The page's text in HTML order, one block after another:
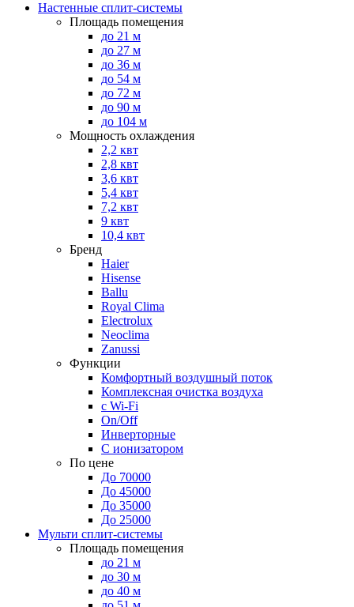
Настенные сплит-системы
Площадь помещения
до 21 м
до 27 м
до 36 м
до 54 м
до 72 м
до 90 м
до 104 м
Мощность охлаждения
2,2 квт
2,8 квт
3,6 квт
5,4 квт
7,2 квт
9 квт
10,4 квт
Бренд
Haier
Hisense
Ballu
Royal Clima
Electrolux
Neoclima
Zanussi
Функции
Комфортный воздушный поток
Комплексная очистка воздуха
с Wi-Fi
On/Off
Инверторные
С ионизатором
По цене
До 70000
До 45000
До 35000
До 25000
Мульти сплит-системы
Площадь помещения
до 21 м
до 30 м
до 40 м